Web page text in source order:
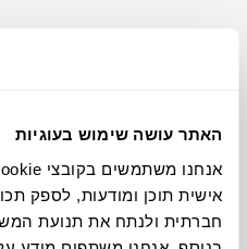
האתר עושה שימוש בעוגיות
אישית תוכן ומודעות, לספק
חברתית ולנתח את תנועת
תוכלו למצוא אותי ב:
חלה שגיאה. אנא רעננו את הדף